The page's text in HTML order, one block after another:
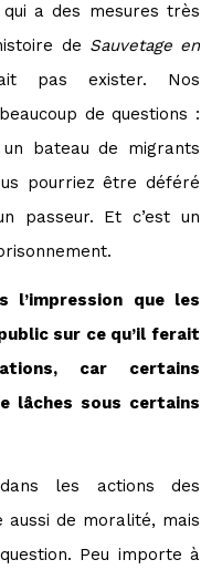
a des mesures très
de Sauvetage en
pas exister. Nos
de questions :
un bateau de migrants
pourriez être déféré
passeur. Et c’est un
l’impression que les
sur ce qu’il ferait
car certains
lâches sous certains
les actions des
de moralité, mais
Peu importe à